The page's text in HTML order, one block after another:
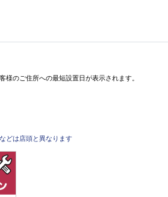
様のご住所への最短設置日が表示されます。
どは店頭と異なります